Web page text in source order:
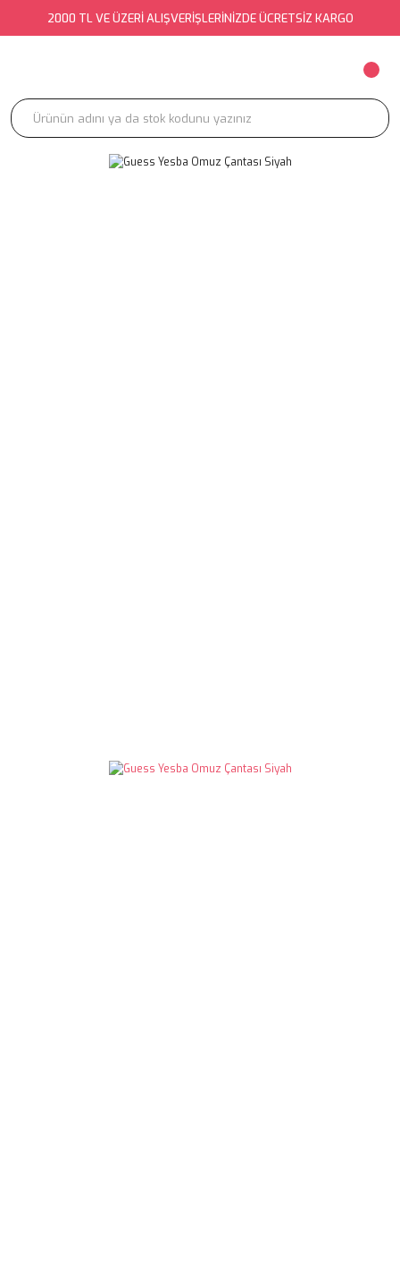
2000 TL VE ÜZERİ ALIŞVERİŞLERİNİZDE ÜCRETSİZ KARGO